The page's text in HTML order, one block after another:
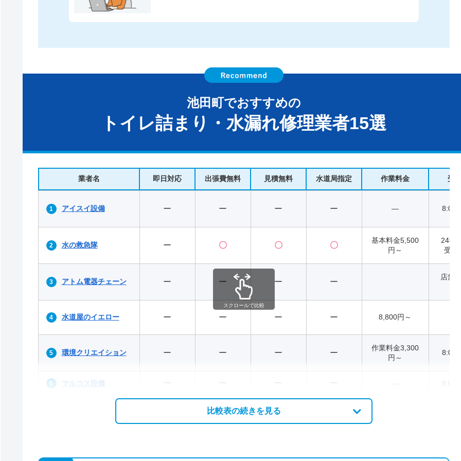
池田町でおすすめの
トイレ詰まり・水漏れ修理業者15選
業者名 即日対応 出張費無料 見積無料 水道局指定 作業料金 受
アイスイ設備 ー ー ー ー ― 8:00
水の救急隊 ー 〇 〇 〇
基本料金5,500
円～
24時
受付
アトム電器チェーン ー ー ー ー
店舗
水道屋のイエロー ー ー ー ー 8,800円～
環境クリエイション ー ー ー ー
作業料金3,300
円～
8:00
マルコス設備 8:00
スクロールで比較
比較表の続きを見る